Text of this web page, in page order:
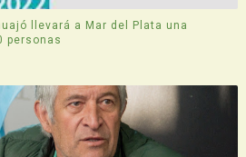
llevará a Mar del Plata una
personas